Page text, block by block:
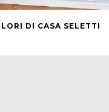
DI CASA SELETTI